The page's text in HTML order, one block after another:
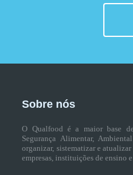
Sobre nós
O Qualfood é a maior base
Segurança Alimentar,
organizar, sistematizar e
empresas, instituições de ensino